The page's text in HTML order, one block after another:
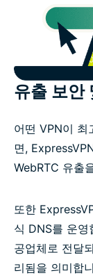
유출 보안
어떤 VPN이 최
면,
WebRTC 유출
또한
식 DNS를 운
공업체로 전달
리됨을 의미합